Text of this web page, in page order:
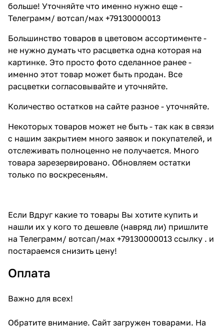
больше! Уточняйте что именно нужно еще -
Телеграмм/ вотсап/мах +79130000013
Большинство товаров в цветовом ассортименте -
не нужно думать что расцветка одна которая на
картинке. Это просто фото сделанное ранее -
именно этот товар может быть продан. Все
расцветки согласовывайте и уточняйте.
Количество остатков на сайте разное - уточняйте.
Некоторых товаров может не быть - так как в связи
с нашим закрытием много заявок и покупателей, и
отслеживать полноценно не получается. Много
товара зарезервировано. Обновляем остатки
только по воскресеньям.
Если Вдруг какие то товары Вы хотите купить и
нашли их у кого то дешевле (навряд ли) пришлите
на Телеграмм/ вотсап/мах +79130000013 ссылку . и
постараемся снизить цену!
Оплата
Важно для всех!
Обратите внимание. Сайт загружен товарами. На